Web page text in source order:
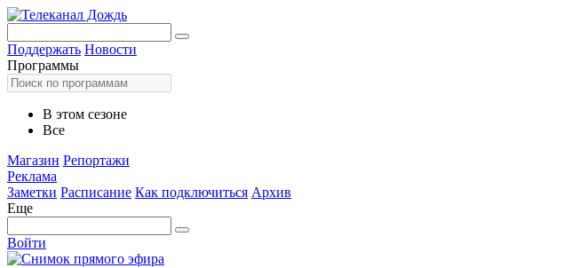
Поддержать Новости
Программы
В этом сезоне
Все
Магазин Репортажи
Реклама
Заметки Расписание Как подключиться Архив
Еще
Войти